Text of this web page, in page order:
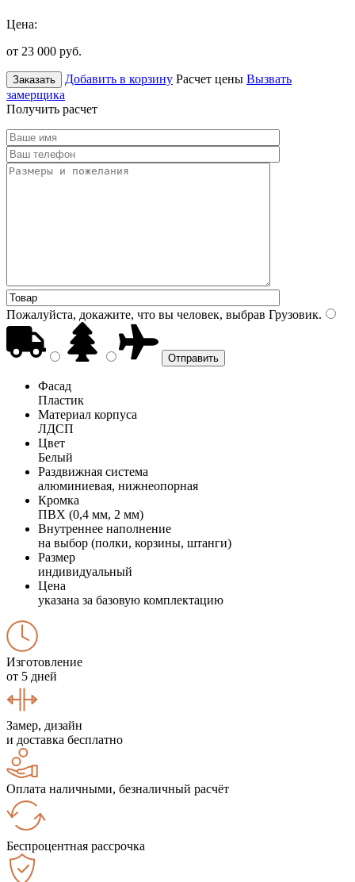
Цена:
от 23 000 руб.
Заказать Добавить в корзину Расчет цены Вызвать
замерщика
Получить расчет
Пожалуйста, докажите, что вы человек, выбрав Грузовик.
Фасад
Пластик
Материал корпуса
ЛДСП
Цвет
Белый
Раздвижная система
алюминиевая, нижнеопорная
Кромка
ПВХ (0,4 мм, 2 мм)
Внутреннее наполнение
на выбор (полки, корзины, штанги)
Размер
индивидуальный
Цена
указана за базовую комплектацию
Изготовление
от 5 дней
Замер, дизайн
и доставка бесплатно
Оплата наличными, безналичный расчёт
Беспроцентная рассрочка